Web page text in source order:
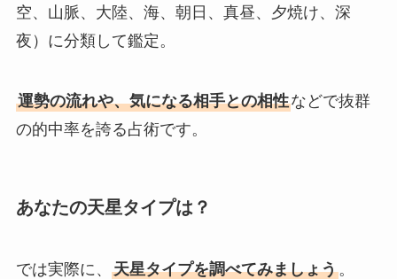
空、山脈、大陸、海、朝日、真昼、夕焼け、深
夜）に分類して鑑定。
運勢の流れや、気になる相手との相性などで抜群
の的中率を誇る占術です。
あなたの天星タイプは？
では実際に、 天星タイプを調べてみましょう。